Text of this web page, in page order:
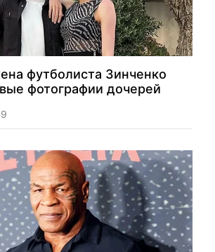
футболиста Зинченко
фотографии дочерей